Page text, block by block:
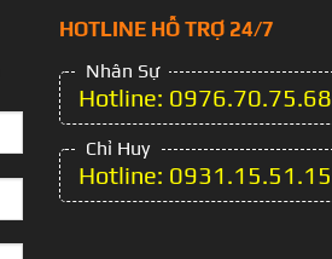
HOTLINE HỖ TRỢ 24/7
Nhân Sự
Hotline: 0976.70.75.68
Chỉ Huy
Hotline: 0931.15.51.15